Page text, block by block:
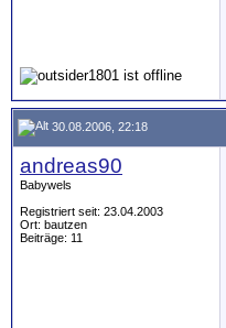
30.08.2006, 22:18
andreas90
Babywels
Registriert seit: 23.04.2003
Ort: bautzen
Beiträge: 11